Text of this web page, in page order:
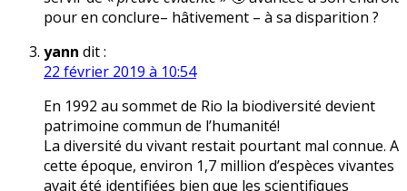
pour en conclure– hâtivement – à sa disparition ?
yann dit :
22 février 2019 à 10:54
En 1992 au sommet de Rio la biodiversité devient
patrimoine commun de l’humanité!
La diversité du vivant restait pourtant mal connue. A
cette époque, environ 1,7 million d’espèces vivantes
avait été identifiées bien que les scientifiques